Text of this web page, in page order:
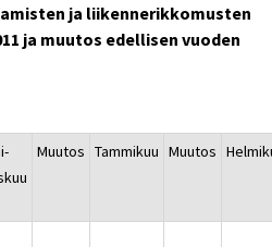
ja liikennerikkomusten
ja muutos edellisen vuoden
Muutos Tammikuu Muutos